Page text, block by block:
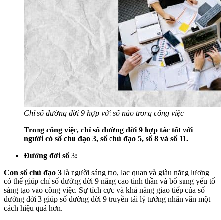
Chỉ số đường đời 9 hợp với số nào trong công việc
Trong công việc, chỉ số đường đời 9 hợp tác tốt với
người có số chủ đạo 3, số chủ đạo 5, số 8 và số 11.
Đường đời số 3:
Con số chủ đạo 3 là người sáng tạo, lạc quan và giàu năng lượng
có thể giúp chỉ số đường đời 9 nâng cao tinh thần và bổ sung yếu tố
sáng tạo vào công việc. Sự tích cực và khả năng giao tiếp của số
đường đời 3 giúp số đường đời 9 truyền tải lý tưởng nhân văn một
cách hiệu quả hơn.